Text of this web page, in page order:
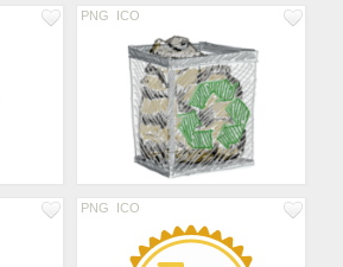
PNG ICO
PNG ICO